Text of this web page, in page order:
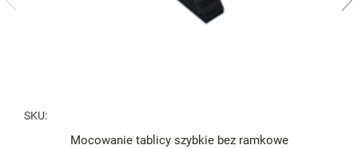
SKU:
Mocowanie tablicy szybkie bez ramkowe